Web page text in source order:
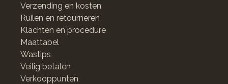
Verzending en kosten
Ruilen en retourneren
Klachten en procedure
Maattabel
Wastips
Veilig betalen
Verkooppunten